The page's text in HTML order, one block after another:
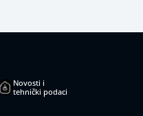
Novosti i
tehnički podaci